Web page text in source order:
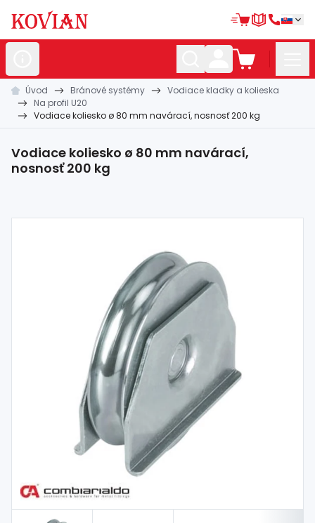
Nerezovépolotovary
Hliníkovépolotovary
Kovanépolotovary
madlá
materiál
Úvod Bránové systémy
Vodiace kladky a kolieska
Na profil U20
Vodiace koliesko ø 80 mm navárací, nosnosť 200 kg
Vodiace koliesko ø 80 mm navárací,
nosnosť 200 kg